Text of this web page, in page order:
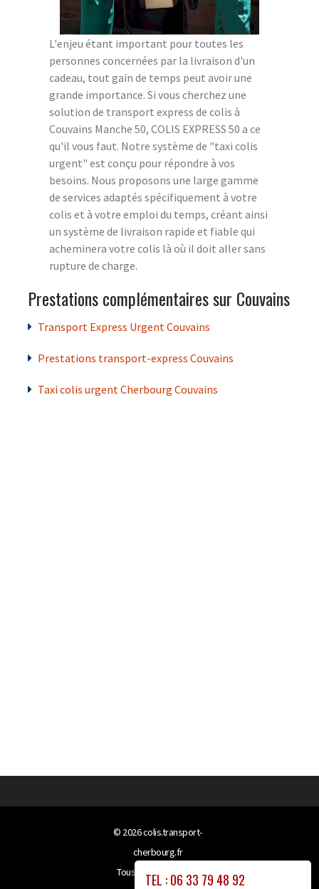
L'enjeu étant important pour toutes les
personnes concernées par la livraison d'un
cadeau, tout gain de temps peut avoir une
grande importance. Si vous cherchez une
solution de transport express de colis à
Couvains Manche 50, COLIS EXPRESS 50 a ce
qu'il vous faut. Notre système de "taxi colis
urgent" est conçu pour répondre à vos
besoins. Nous proposons une large gamme
de services adaptés spécifiquement à votre
colis et à votre emploi du temps, créant ainsi
un système de livraison rapide et fiable qui
acheminera votre colis là où il doit aller sans
rupture de charge.
Prestations complémentaires sur Couvains
Transport Express Urgent Couvains
Prestations transport-express Couvains
Taxi colis urgent Cherbourg Couvains
TEL : 06 33 79 48 92
© 2026colis.transport-
cherbourg.fr
Tous droits réservés